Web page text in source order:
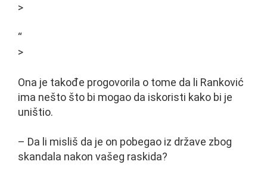
>
“
>
Ona je takođe progovorila o tome da li Ranković
ima nešto što bi mogao da iskoristi kako bi je
uništio.
– Da li misliš da je on pobegao iz države zbog
skandala nakon vašeg raskida?